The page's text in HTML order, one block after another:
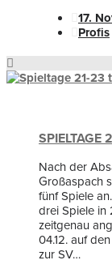
17.
Profis
SPIELTAGE
Nach der
Großaspach
fünf Spiele
drei Spiele in
zeitgenau
04.12. auf
zur SV…